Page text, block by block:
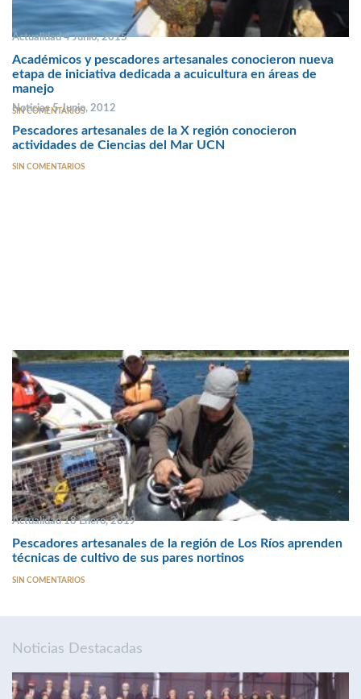
Actualidad 4 Junio, 2015
Académicos y pescadores artesanales conocieron nueva
etapa de iniciativa dedicada a acuicultura en áreas de
manejo
SIN COMENTARIOS
Noticias 5 Junio, 2012
Pescadores artesanales de la X región conocieron
actividades de Ciencias del Mar UCN
SIN COMENTARIOS
Actualidad 18 Enero, 2019
Pescadores artesanales de la región de Los Ríos aprenden
técnicas de cultivo de sus pares nortinos
SIN COMENTARIOS
Noticias Destacadas